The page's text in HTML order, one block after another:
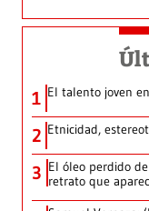
1 El talento joven
2 Etnicidad,
3 El óleo perdido
retrato que